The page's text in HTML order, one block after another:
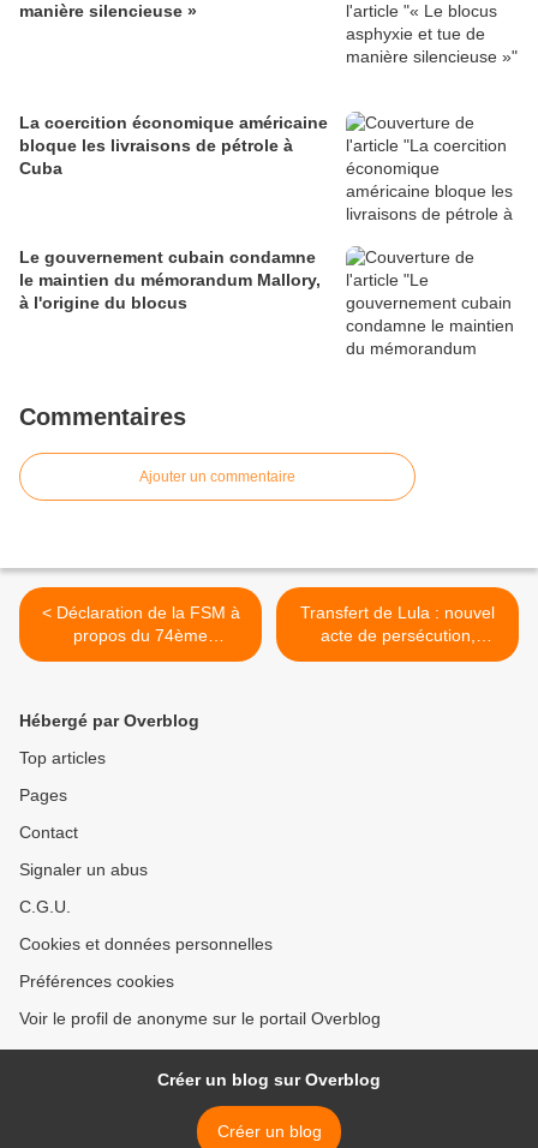
manière silencieuse »
La coercition économique américaine
bloque les livraisons de pétrole à
Cuba
Le gouvernement cubain condamne
le maintien du mémorandum Mallory,
à l'origine du blocus
Commentaires
Ajouter un commentaire
< Déclaration de la FSM à
propos du 74ème
anniversaire des
Transfert de Lula : nouvel
acte de persécution,
dénonce le Parti des
Hébergé par Overblog
Top articles
Pages
Contact
Signaler un abus
C.G.U.
Cookies et données personnelles
Préférences cookies
Voir le profil de anonyme sur le portail Overblog
Créer un blog sur Overblog
Créer un blog